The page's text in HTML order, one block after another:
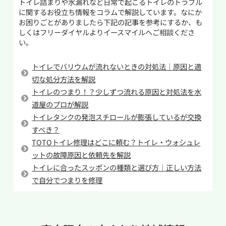
から水があふれることがあるため、事前に水位
を下げておくことが大切です。また、重曹やクエ
ン酸を大量に入れすぎると逆に詰まりの原因に
なることもあるため、分量を守って作業を行いま
相談するのがおすすめです。
である分流してしまうと排水管の奥で詰まる原因
となるため、誤って流してしまった際には
40℃~50℃のお湯を注ぎ、1時間ほど時間をおいて
から流してください。
おむつや猫砂なども流してはいけないものです。
これらの製品は水を吸って膨張するため、排水管
の奥で膨らみ、水の流れをせき止めてしまうこ
とで詰まりを引き起こします。なかにはトイレに
流してもOKという商品もありますが、大量に流
すのは詰まりの原因となりますので少量ずつ流す
ようにしてください。
スマートフォンやアクセサリを誤って便器内に落
下させてしまうことでのトイレつまりも実際に発
に関するお役立ち情報をコラムで解説しています。なにか
お困りごとがありましたら下記の記事を参考にするか、も
しくはフリーダイヤルよりイースマイルへご相談くださ
い。
トイレでバリウムが流れないときの対処法｜原因と適
切な処分方法を解説
トイレのつまり！？少しずつ流れる原因と対処法を水
道屋のプロが解説
トイレタンクの発泡スチロールが膨張しているが交換
すべき？
TOTOトイレ修理はどこに頼む？トイレ・ウォシュレ
ットの故障原因と依頼先を解説
トイレに合ったスッポンの種類と選び方｜正しい方法
で自分でつまりを修理